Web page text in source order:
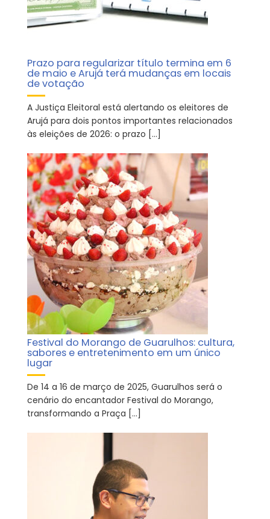
Prazo para regularizar título termina em 6
de maio e Arujá terá mudanças em locais
de votação
A Justiça Eleitoral está alertando os eleitores de
Arujá para dois pontos importantes relacionados
às eleições de 2026: o prazo […]
Festival do Morango de Guarulhos: cultura,
sabores e entretenimento em um único
lugar
De 14 a 16 de março de 2025, Guarulhos será o
cenário do encantador Festival do Morango,
transformando a Praça […]